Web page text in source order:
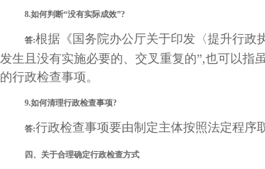
8.如何判断“没有实际成效”?
答:根据《国务院办公厅关于印发〈提升行政
发生且没有实施必要的、交叉重复的”,也可以指
的行政检查事项。
9.如何清理行政检查事项?
答:行政检查事项要由制定主体按照法定程序
四、关于合理确定行政检查方式